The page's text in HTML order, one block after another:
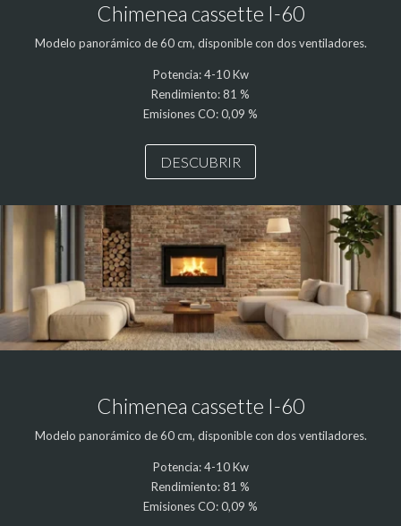
Chimenea cassette I-60
Modelo panorámico de 60 cm, disponible con dos ventiladores.
Potencia: 4-10 Kw
Rendimiento: 81 %
Emisiones CO: 0,09 %
DESCUBRIR
Chimenea cassette I-60
Modelo panorámico de 60 cm, disponible con dos ventiladores.
Potencia: 4-10 Kw
Rendimiento: 81 %
Emisiones CO: 0,09 %